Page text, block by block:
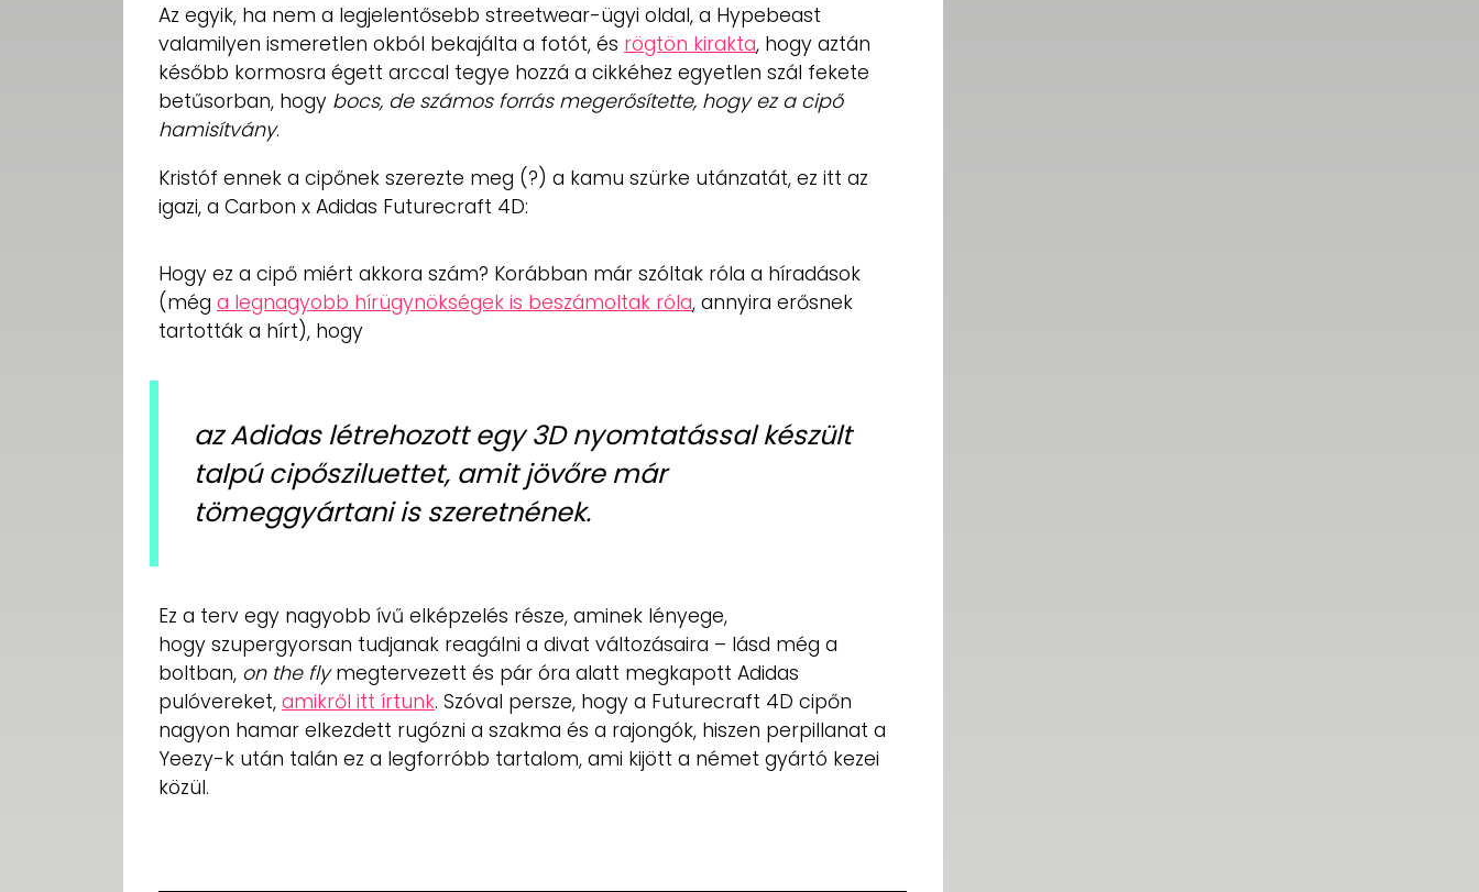
Az egyik, ha nem a legjelentősebb streetwear-ügyi oldal, a Hypebeast
valamilyen ismeretlen okból bekajálta a fotót, és rögtön kirakta, hogy aztán
később kormosra égett arccal tegye hozzá a cikkéhez egyetlen szál fekete
betűsorban, hogy bocs, de számos forrás megerősítette, hogy ez a cipő
hamisítvány.
Kristóf ennek a cipőnek szerezte meg (?) a kamu szürke utánzatát, ez itt az
igazi, a Carbon x Adidas Futurecraft 4D:
Hogy ez a cipő miért akkora szám? Korábban már szóltak róla a híradások
(még a legnagyobb hírügynökségek is beszámoltak róla, annyira erősnek
tartották a hírt), hogy
az Adidas létrehozott egy 3D nyomtatással készült
talpú cipősziluettet, amit jövőre már
tömeggyártani is szeretnének.
Ez a terv egy nagyobb ívű elképzelés része, aminek lényege,
hogy szupergyorsan tudjanak reagálni a divat változásaira – lásd még a
boltban, on the flymegtervezett és pár óra alatt megkapott Adidas
pulóvereket, amikről itt írtunk. Szóval persze, hogy a Futurecraft 4D cipőn
nagyon hamar elkezdett rugózni a szakma és a rajongók, hiszen perpillanat a
Yeezy-k után talán ez a legforróbb tartalom, ami kijött a német gyártó kezei
közül.